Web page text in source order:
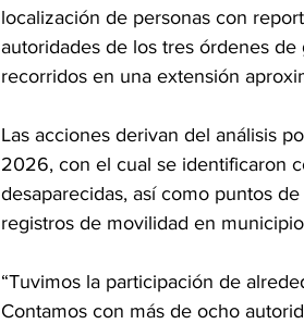
localización de personas con
autoridades de los tres órdenes
recorridos en una extensión
Las acciones derivan del análisis
2026, con el cual se identificaron
desaparecidas, así como puntos
registros de movilidad en
“Tuvimos la participación de
Contamos con más de ocho